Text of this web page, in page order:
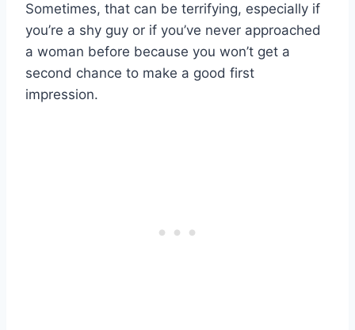
Sometimes, that can be terrifying, especially if
you’re a shy guy or if you’ve never approached
a woman before because you won’t get a
second chance to make a good first
impression.